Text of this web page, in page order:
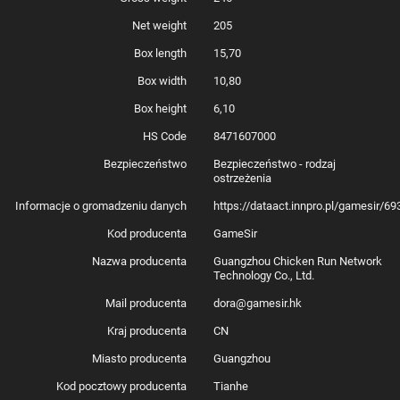
Membranowe
Tak
Nie, spusty włosowe dla szybszej reakcji
Tak, po jednym w każdym uchwycie
Tak, 2 konfigurowalne przyciski tylne
1200mAh
217g
Net weight 205
Box length 15,70
Box width 10,80
Box height 6,10
HS Code 8471607000
Bezpieczeństwo
Bezpieczeństwo - rodzaj
ostrzeżenia
Informacje o gromadzeniu danych https://dataact.innpro.pl/gamesir/
Kod producenta GameSir
Nazwa producenta
Guangzhou Chicken Run Network
Technology Co., Ltd.
Mail producenta dora@gamesir.hk
Kraj producenta CN
Miasto producenta Guangzhou
Kod pocztowy producenta Tianhe